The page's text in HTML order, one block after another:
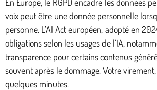
voix peut être une donnée personnelle
personne. L’AI Act européen, adopté en
obligations selon les usages de l’IA,
transparence pour certains contenus
souvent après le dommage. Votre
quelques minutes.